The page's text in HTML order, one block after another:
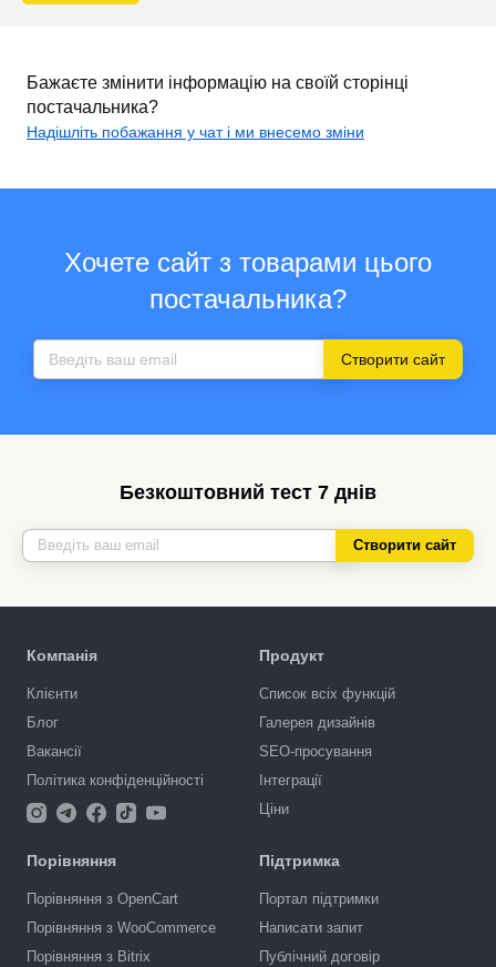
Бажаєте змінити інформацію на своїй сторінці
постачальника?
Надішліть побажання у чат і ми внесемо зміни
Хочете сайт з товарами цього
постачальника?
Створити сайт
Безкоштовний тест 7 днів
Створити сайт
Компанія
Клієнти
Блог
Вакансії
Політика конфіденційності
Продукт
Список всіх функцій
Галерея дизайнів
SEO-просування
Інтеграції
Ціни
Порівняння
Порівняння з OpenCart
Порівняння з WooCommerce
Порівняння з Bitrix
Підтримка
Портал підтримки
Написати запит
Публічний договір